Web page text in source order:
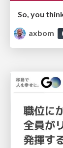
So, you
axbom